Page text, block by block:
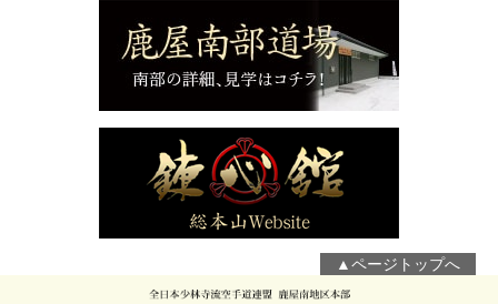
▲ページトップへ